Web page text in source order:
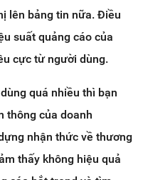
lên bảng tin nữa. Điều
suất quảng cáo của
cực từ người dùng.
quá nhiều thì bạn
thông của doanh
nhận thức về thương
thấy không hiệu quả